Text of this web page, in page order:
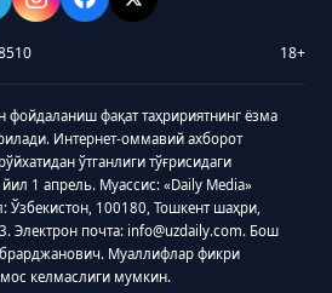
18+
фойдаланиш фақат таҳририятнинг ёзма
Интернет-оммавий ахборот
ўтганлиги тўғрисидаги
1 апрель. Муассис: «Daily Media»
Ўзбекистон, 100180, Тошкент шаҳри,
Электрон почта: info@uzdaily.com. Бош
Муаллифлар фикри
мос келмаслиги мумкин.